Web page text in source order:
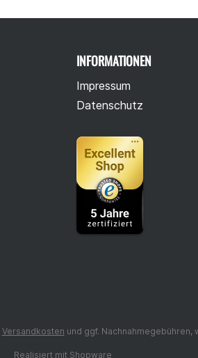
INFORMATIONEN
Impressum
Datenschutz
Versandkosten und ggf. Nachnahmegebühren,
Realisiert mit Shopware